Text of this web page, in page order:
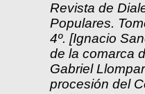
Revista de
Populares.
4º. [Ignacio
de la comarca
Gabriel
procesión del